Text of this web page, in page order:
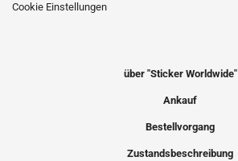
Cookie Einstellungen
über "Sticker Worldwide"
Ankauf
Bestellvorgang
Zustandsbeschreibung